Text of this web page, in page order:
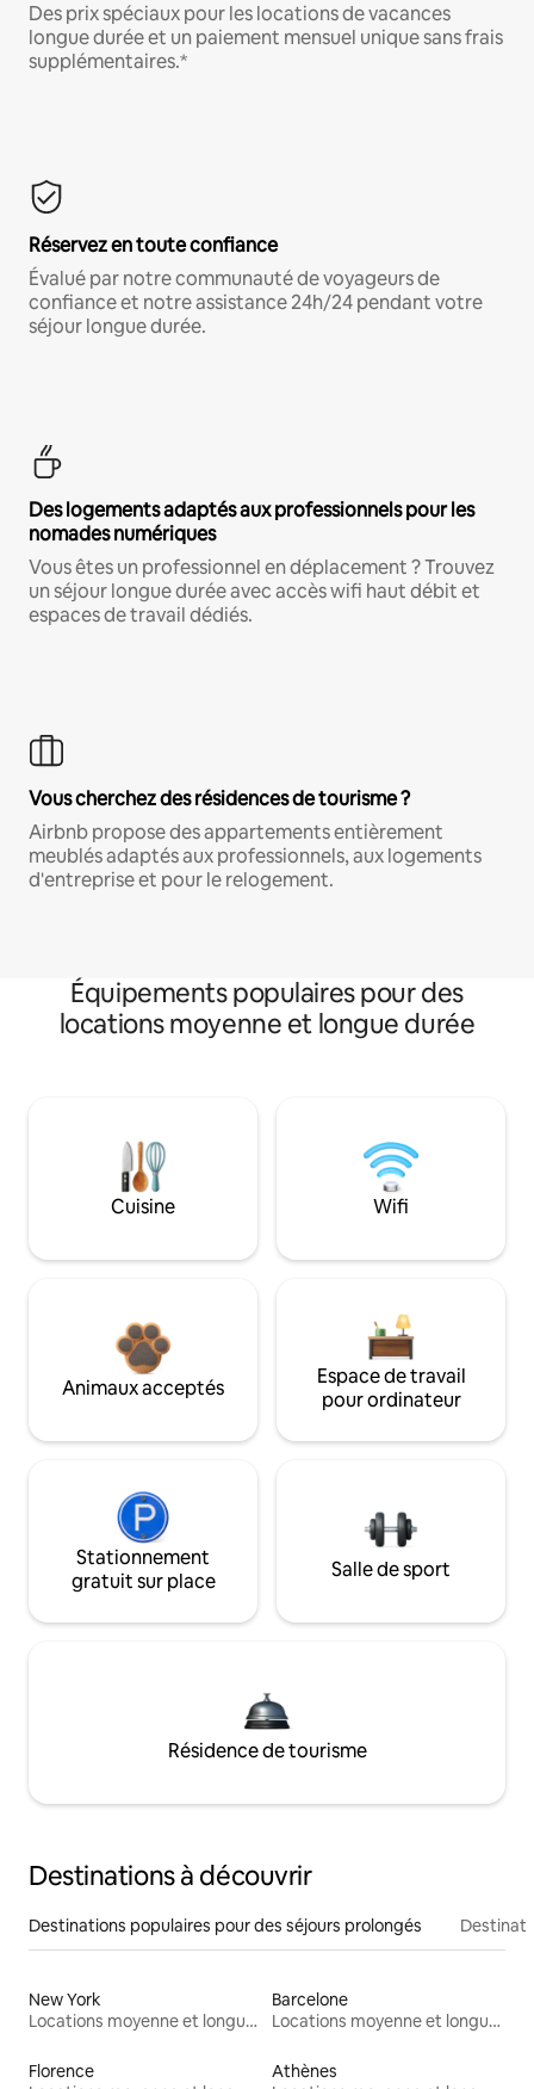
Des prix spéciaux pour les locations de vacances
longue durée et un paiement mensuel unique sans frais
supplémentaires.*
Réservez en toute confiance
Évalué par notre communauté de voyageurs de
confiance et notre assistance 24h/24 pendant votre
séjour longue durée.
Des logements adaptés aux professionnels pour les
nomades numériques
Vous êtes un professionnel en déplacement ? Trouvez
un séjour longue durée avec accès wifi haut débit et
espaces de travail dédiés.
Vous cherchez des résidences de tourisme ?
Airbnb propose des appartements entièrement
meublés adaptés aux professionnels, aux logements
d'entreprise et pour le relogement.
Équipements populaires pour des
locations moyenne et longue durée
Cuisine Wifi
Animaux acceptés
Espace de travail
pour ordinateur
Stationnement
gratuit sur place
Salle de sport
Résidence de tourisme
Destinations à découvrir
Destinations populaires pour des séjours prolongés
New York
Locations moyenne et longue durée
Barcelone
Locations moyenne et longue durée
Florence
Athènes